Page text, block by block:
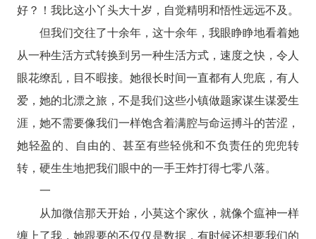
好？！我比这小丫头大十岁，自觉精明和悟性远远不及。
但我们交往了十余年，这十余年，我眼睁睁地看着她
从一种生活方式转换到另一种生活方式，速度之快，令人
眼花缭乱，目不暇接。她很长时间一直都有人兜底，有人
爱，她的北漂之旅，不是我们这些小镇做题家谋生谋爱生
涯，她不需要像我们一样饱含着满腔与命运搏斗的苦涩，
她轻盈的、自由的、甚至有些轻佻和不负责任的兜兜转
转，硬生生地把我们眼中的一手王炸打得七零八落。
一
从加微信那天开始，小莫这个家伙，就像个瘟神一样
缠上了我，她跟要的不仅仅是数据，有时候还想要我们的